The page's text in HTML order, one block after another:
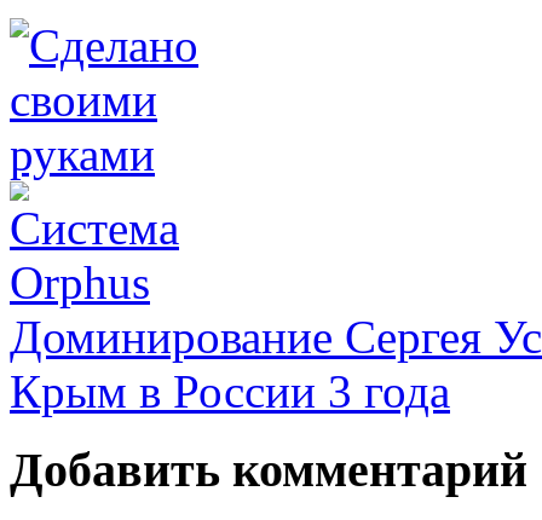
Доминирование Сергея
Крым в России 3 года
Добавить комментарий